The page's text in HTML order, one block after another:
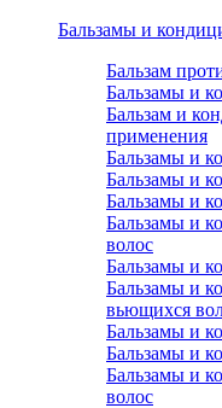
Бальзамы и
Бальзам
Бальзамы и
Бальзам и
применения
Бальзамы и
Бальзамы и
Бальзамы и
Бальзамы и
волос
Бальзамы и
Бальзамы и
вьющихся
Бальзамы и
Бальзамы и
Бальзамы и
волос